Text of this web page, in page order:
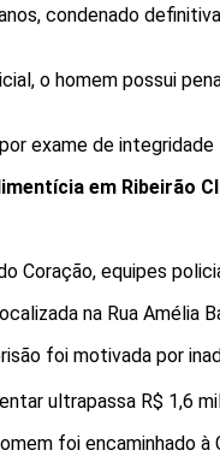
condenado
o homem possui
exame de
em Ribeirão
Coração, equipes
na Rua
foi motivada por
ultrapassa R$ 1,6
foi encaminhado